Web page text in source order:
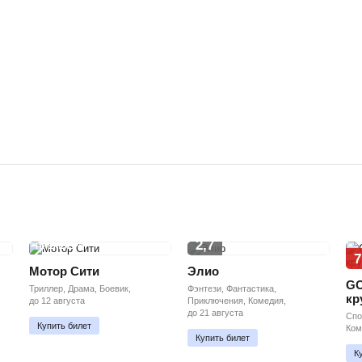
ПРЕМЬЕРА
Мотор Сити
Триллер, Драма, Боевик,
до 12 августа
Купить билет
2,7
Элио
Фэнтези, Фантастика,
Приключения, Комедия,
до 21 августа
Купить билет